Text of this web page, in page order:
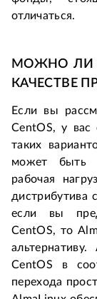
отличаться.
МОЖНО ЛИ
КАЧЕСТВЕ
Если вы
CentOS, у вас
таких
может быть
рабочая
если вы
CentOS, то
CentOS в
перехода